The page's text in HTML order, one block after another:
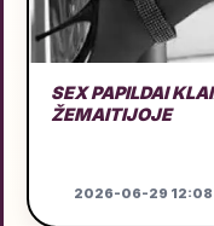
SEX PAPILDAI
ŽEMAITIJOJE
2026-06-29 12:08